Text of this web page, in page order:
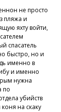
не просто
пляжа и
яхту войти,
спасатель
быстро, но и
именно в
и именно
нужна
по
убийств
на скаку